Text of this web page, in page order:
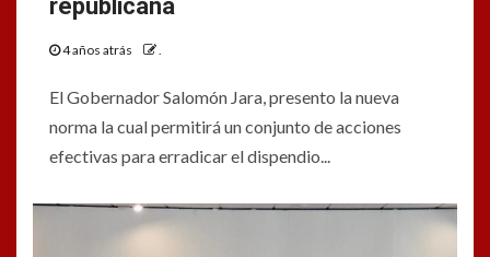
republicana
4 años atrás .
El Gobernador Salomón Jara, presento la nueva
norma la cual permitirá un conjunto de acciones
efectivas para erradicar el dispendio...